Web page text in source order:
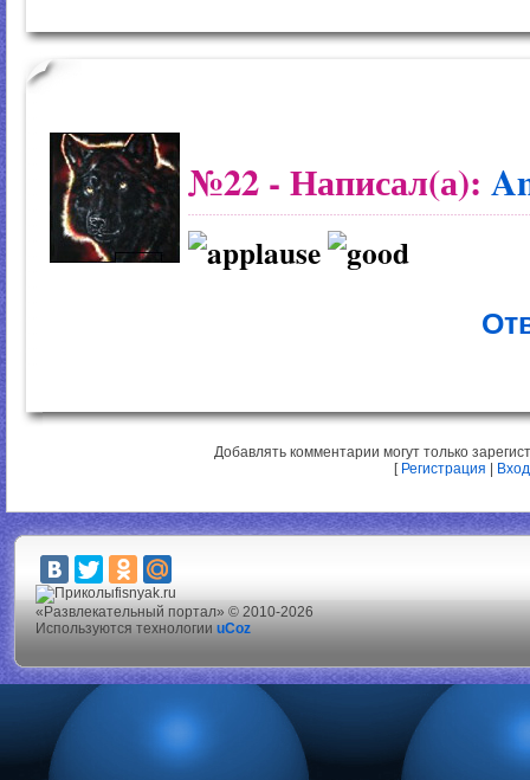
№22 - Написал(а):
Добавлять комментарии могут только
[ Регистрация Вход
fisnyak.ru
«Развлекательный портал» © 2010-2026
Используются технологии uCoz